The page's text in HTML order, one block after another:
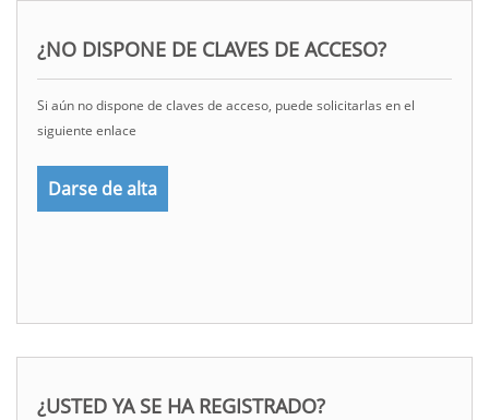
¿NO DISPONE DE CLAVES DE ACCESO?
Si aún no dispone de claves de acceso, puede solicitarlas en el
siguiente enlace
Darse de alta
¿USTED YA SE HA REGISTRADO?